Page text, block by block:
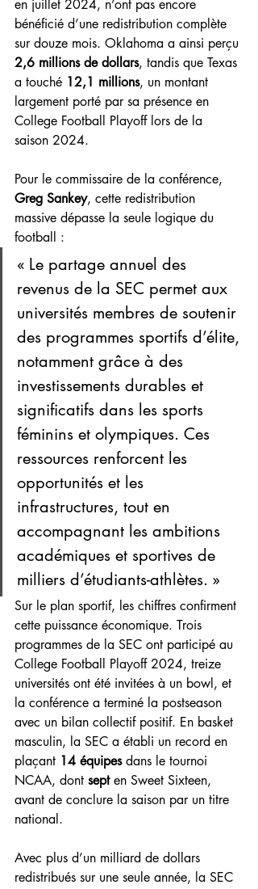
en juillet 2024, n’ont pas encore
bénéficié d’une redistribution complète
sur douze mois. Oklahoma a ainsi perçu
2,6 millions de dollars, tandis que Texas
a touché 12,1 millions, un montant
largement porté par sa présence en
College Football Playoff lors de la
saison 2024.
Pour le commissaire de la conférence,
Greg Sankey, cette redistribution
massive dépasse la seule logique du
football :
« Le partage annuel des
revenus de la SEC permet aux
universités membres de soutenir
des programmes sportifs d’élite,
notamment grâce à des
investissements durables et
significatifs dans les sports
féminins et olympiques. Ces
ressources renforcent les
opportunités et les
infrastructures, tout en
accompagnant les ambitions
académiques et sportives de
milliers d’étudiants-athlètes. »
Sur le plan sportif, les chiffres confirment
cette puissance économique. Trois
programmes de la SEC ont participé au
College Football Playoff 2024, treize
universités ont été invitées à un bowl, et
la conférence a terminé la postseason
avec un bilan collectif positif. En basket
masculin, la SEC a établi un record en
plaçant 14 équipes dans le tournoi
NCAA, dont sept en Sweet Sixteen,
avant de conclure la saison par un titre
national.
Avec plus d’un milliard de dollars
redistribués sur une seule année, la SEC